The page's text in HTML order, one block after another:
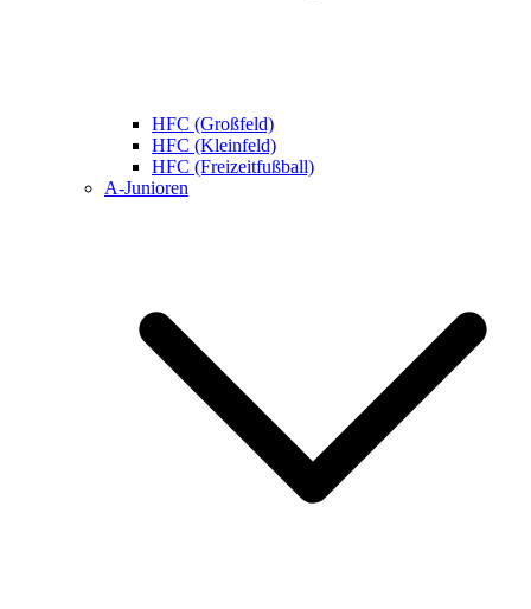
HFC (Großfeld)
HFC (Kleinfeld)
HFC (Freizeitfußball)
A-Junioren